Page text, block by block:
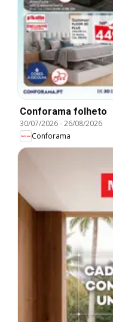
Conforama folheto
30/07/2026-26/08/2026
Conforama